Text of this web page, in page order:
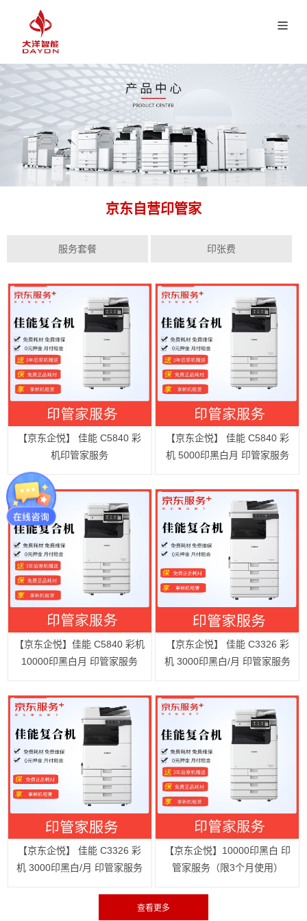
京东自营印管家
服务套餐 印张费
【京东企悦】 佳能 C5840 彩
机印管家服务
【京东企悦】 佳能 C5840 彩
机 5000印黑白月 印管家服务
【京东企悦】佳能 C5840 彩机
10000印黑白月 印管家服务
【京东企悦】 佳能 C3326 彩
机 3000印黑白/月 印管家服务
【京东企悦】 佳能 C3326 彩
机 3000印黑白/月 印管家服务
【京东企悦】10000印黑白 印
管家服务（限3个月使用）